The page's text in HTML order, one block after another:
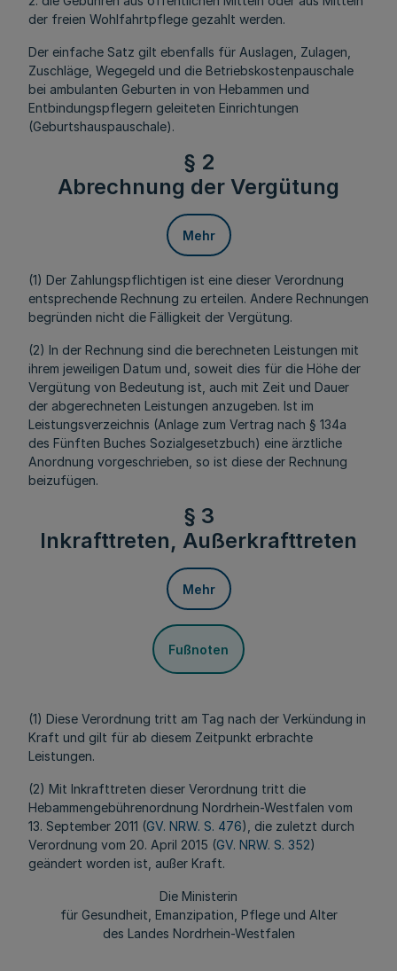
der freien Wohlfahrtpflege gezahlt werden.
Der einfache Satz gilt ebenfalls für Auslagen, Zulagen,
Zuschläge, Wegegeld und die Betriebskostenpauschale
bei ambulanten Geburten in von Hebammen und
Entbindungspflegern geleiteten Einrichtungen
(Geburtshauspauschale).
§ 2
Abrechnung der Vergütung
Mehr
(1) Der Zahlungspflichtigen ist eine dieser Verordnung
entsprechende Rechnung zu erteilen. Andere Rechnungen
begründen nicht die Fälligkeit der Vergütung.
(2) In der Rechnung sind die berechneten Leistungen mit
ihrem jeweiligen Datum und, soweit dies für die Höhe der
Vergütung von Bedeutung ist, auch mit Zeit und Dauer
der abgerechneten Leistungen anzugeben. Ist im
Leistungsverzeichnis (Anlage zum Vertrag nach § 134a
des Fünften Buches Sozialgesetzbuch) eine ärztliche
Anordnung vorgeschrieben, so ist diese der Rechnung
beizufügen.
§ 3
Inkrafttreten, Außerkrafttreten
Mehr
Fußnoten
(1) Diese Verordnung tritt am Tag nach der Verkündung in
Kraft und gilt für ab diesem Zeitpunkt erbrachte
Leistungen.
(2) Mit Inkrafttreten dieser Verordnung tritt die
Hebammengebührenordnung Nordrhein-Westfalen vom
13. September 2011 (GV. NRW. S. 476), die zuletzt durch
Verordnung vom 20. April 2015 (GV. NRW. S. 352)
geändert worden ist, außer Kraft.
Die Ministerin
für Gesundheit, Emanzipation, Pflege und Alter
des Landes Nordrhein-Westfalen